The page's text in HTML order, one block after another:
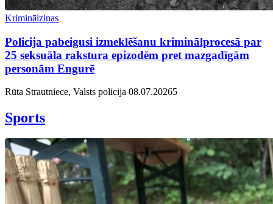
Kriminālziņas
Policija pabeigusi izmeklēšanu kriminālprocesā par
25 seksuāla rakstura epizodēm pret mazgadīgām
personām Engurē
Rūta Strautniece, Valsts policija 08.07.20265
Sports